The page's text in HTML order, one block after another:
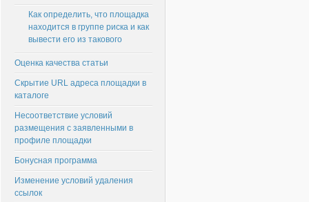
Как определить, что площадка
находится в группе риска и как
вывести его из такового
Оценка качества статьи
Скрытие URL адреса площадки в
каталоге
Несоответствие условий
размещения с заявленными в
профиле площадки
Бонусная программа
Изменение условий удаления
ссылок